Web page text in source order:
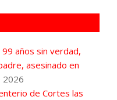
99 años sin verdad,
asesinado en
2026
de Cortes las